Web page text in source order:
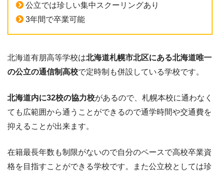
公立では珍しい集中スクーリングあり
3年間で卒業可能
北海道有朋高等学校は北海道札幌市北区にある北海道唯一
の公立の通信制高校で定時制も併設している学校です。
北海道内に32校の協力校があるので、札幌本校に通わなく
ても広範囲から通うことができるので通学時間や交通費を
抑えることが出来ます。
在籍最長年数も制限がないので自分のペースで高校卒業資
格を目指すことができる学校です。また公立校としては珍